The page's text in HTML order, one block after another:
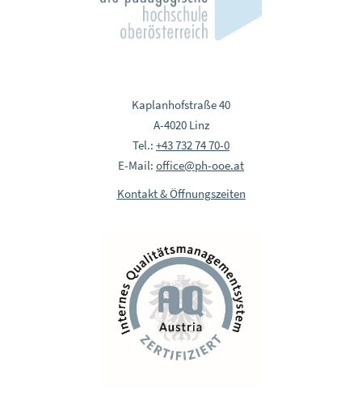
Kaplanhofstraße 40
A-4020 Linz
Tel.: +43 732 74 70-0
E-Mail: office@ph-ooe.at
Kontakt & Öffnungszeiten